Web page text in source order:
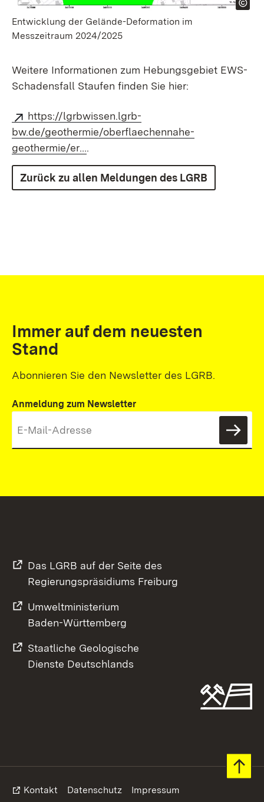
Zurück zu allen Meldungen des LGRB
Entwicklung der Gelände-Deformation im
Messzeitraum 2024/2025
Weitere Informationen zum Hebungsgebiet EWS-
Schadensfall Staufen finden Sie hier:
https://lgrbwissen.lgrb-
bw.de/geothermie/oberflaechennahe-
geothermie/er….
Immer auf dem neuesten
Stand
Abonnieren Sie den Newsletter des LGRB.
Anmeldung zum Newsletter
Das LGRB auf der Seite des
Regierungspräsidiums Freiburg
Umweltministerium
Baden-Württemberg
Staatliche Geologische
Dienste Deutschlands
Footer
Kontakt Datenschutz Impressum